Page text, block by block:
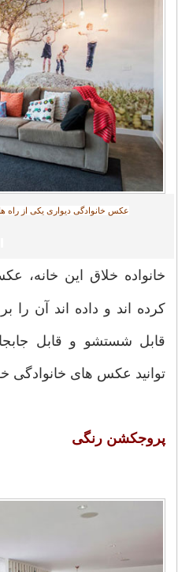
عکس خانوادگی دیواری یکی از راه
خانواده خلاق این خانه،
کرده اند و داده اند آن را
قابل شستشو و قابل
توانید عکس های خانوادگی
پروجکشن رنگی